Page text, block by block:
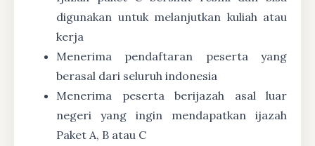
digunakan untuk melanjutkan kuliah atau
kerja
Menerima pendaftaran peserta yang
berasal dari seluruh indonesia
Menerima peserta berijazah asal luar
negeri yang ingin mendapatkan ijazah
Paket A, B atau C